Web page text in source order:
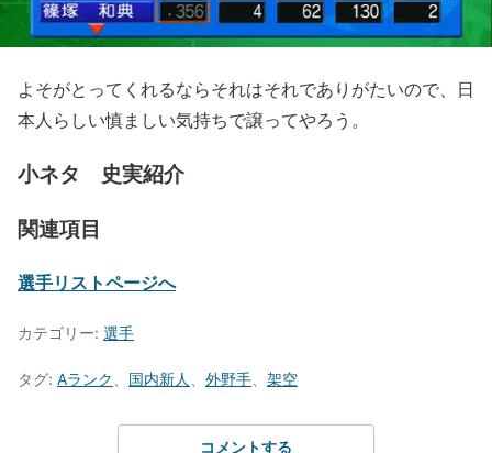
よそがとってくれるならそれはそれでありがたいので、日
本人らしい慎ましい気持ちで譲ってやろう。
小ネタ 史実紹介
関連項目
選手リストページへ
カテゴリー: 選手
タグ: Aランク 国内新人 外野手 架空
コメントする